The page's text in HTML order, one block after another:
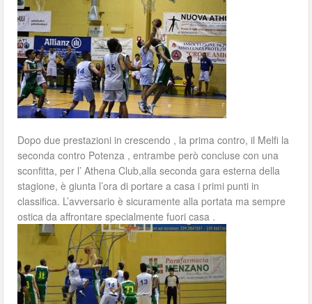
Dopo due prestazioni in crescendo , la prima contro, il Melfi la
seconda contro Potenza , entrambe però concluse con una
sconfitta, per l’ Athena Club,alla seconda gara esterna della
stagione, è giunta l’ora di portare a casa i primi punti in
classifica. L’avversario è sicuramente alla portata ma sempre
ostica da affrontare specialmente fuori casa .